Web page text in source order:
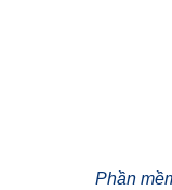
Phần